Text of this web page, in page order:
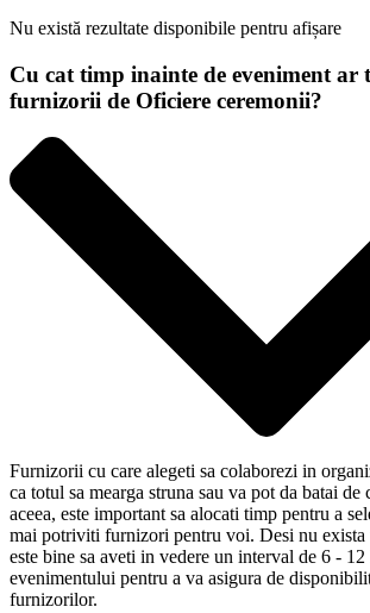
Nu există rezultate disponibile pentru afișare
Cu cat timp inainte de eveniment ar
furnizorii de Oficiere ceremonii?
Furnizorii cu care alegeti sa colaborezi in
ca totul sa mearga struna sau va pot da batai de
aceea, este important sa alocati timp pentru a
mai potriviti furnizori pentru voi. Desi nu exista
este bine sa aveti in vedere un interval de 6 -
evenimentului pentru a va asigura de
furnizorilor.